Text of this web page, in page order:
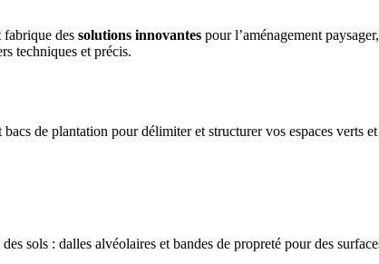
des solutions innovantes pour l’aménagement
techniques et précis.
de plantation pour délimiter et structurer vos espaces verts
sols : dalles alvéolaires et bandes de propreté pour des